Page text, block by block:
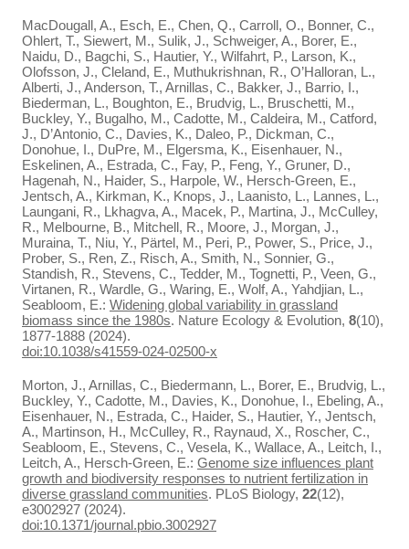
MacDougall, A., Esch, E., Chen, Q., Carroll, O., Bonner, C.,
Ohlert, T., Siewert, M., Sulik, J., Schweiger, A., Borer, E.,
Naidu, D., Bagchi, S., Hautier, Y., Wilfahrt, P., Larson, K.,
Olofsson, J., Cleland, E., Muthukrishnan, R., O’Halloran, L.,
Alberti, J., Anderson, T., Arnillas, C., Bakker, J., Barrio, I.,
Biederman, L., Boughton, E., Brudvig, L., Bruschetti, M.,
Buckley, Y., Bugalho, M., Cadotte, M., Caldeira, M., Catford,
J., D’Antonio, C., Davies, K., Daleo, P., Dickman, C.,
Donohue, I., DuPre, M., Elgersma, K., Eisenhauer, N.,
Eskelinen, A., Estrada, C., Fay, P., Feng, Y., Gruner, D.,
Hagenah, N., Haider, S., Harpole, W., Hersch-Green, E.,
Jentsch, A., Kirkman, K., Knops, J., Laanisto, L., Lannes, L.,
Laungani, R., Lkhagva, A., Macek, P., Martina, J., McCulley,
R., Melbourne, B., Mitchell, R., Moore, J., Morgan, J.,
Muraina, T., Niu, Y., Pärtel, M., Peri, P., Power, S., Price, J.,
Prober, S., Ren, Z., Risch, A., Smith, N., Sonnier, G.,
Standish, R., Stevens, C., Tedder, M., Tognetti, P., Veen, G.,
Virtanen, R., Wardle, G., Waring, E., Wolf, A., Yahdjian, L.,
Seabloom, E.: Widening global variability in grassland
biomass since the 1980s. Nature Ecology & Evolution, 8(10),
1877-1888 (2024).
doi:10.1038/s41559-024-02500-x
Morton, J., Arnillas, C., Biedermann, L., Borer, E., Brudvig, L.,
Buckley, Y., Cadotte, M., Davies, K., Donohue, I., Ebeling, A.,
Eisenhauer, N., Estrada, C., Haider, S., Hautier, Y., Jentsch,
A., Martinson, H., McCulley, R., Raynaud, X., Roscher, C.,
Seabloom, E., Stevens, C., Vesela, K., Wallace, A., Leitch, I.,
Leitch, A., Hersch-Green, E.: Genome size influences plant
growth and biodiversity responses to nutrient fertilization in
diverse grassland communities. PLoS Biology, 22(12),
e3002927 (2024).
doi:10.1371/journal.pbio.3002927